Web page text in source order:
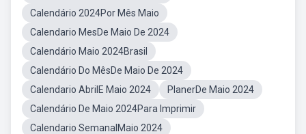
Calendário 2024Por Mês Maio
Calendario MesDe Maio De 2024
Calendário Maio 2024Brasil
Calendário Do MêsDe Maio De 2024
Calendario AbrilE Maio 2024
PlanerDe Maio 2024
Calendário De Maio 2024Para Imprimir
Calendario SemanalMaio 2024